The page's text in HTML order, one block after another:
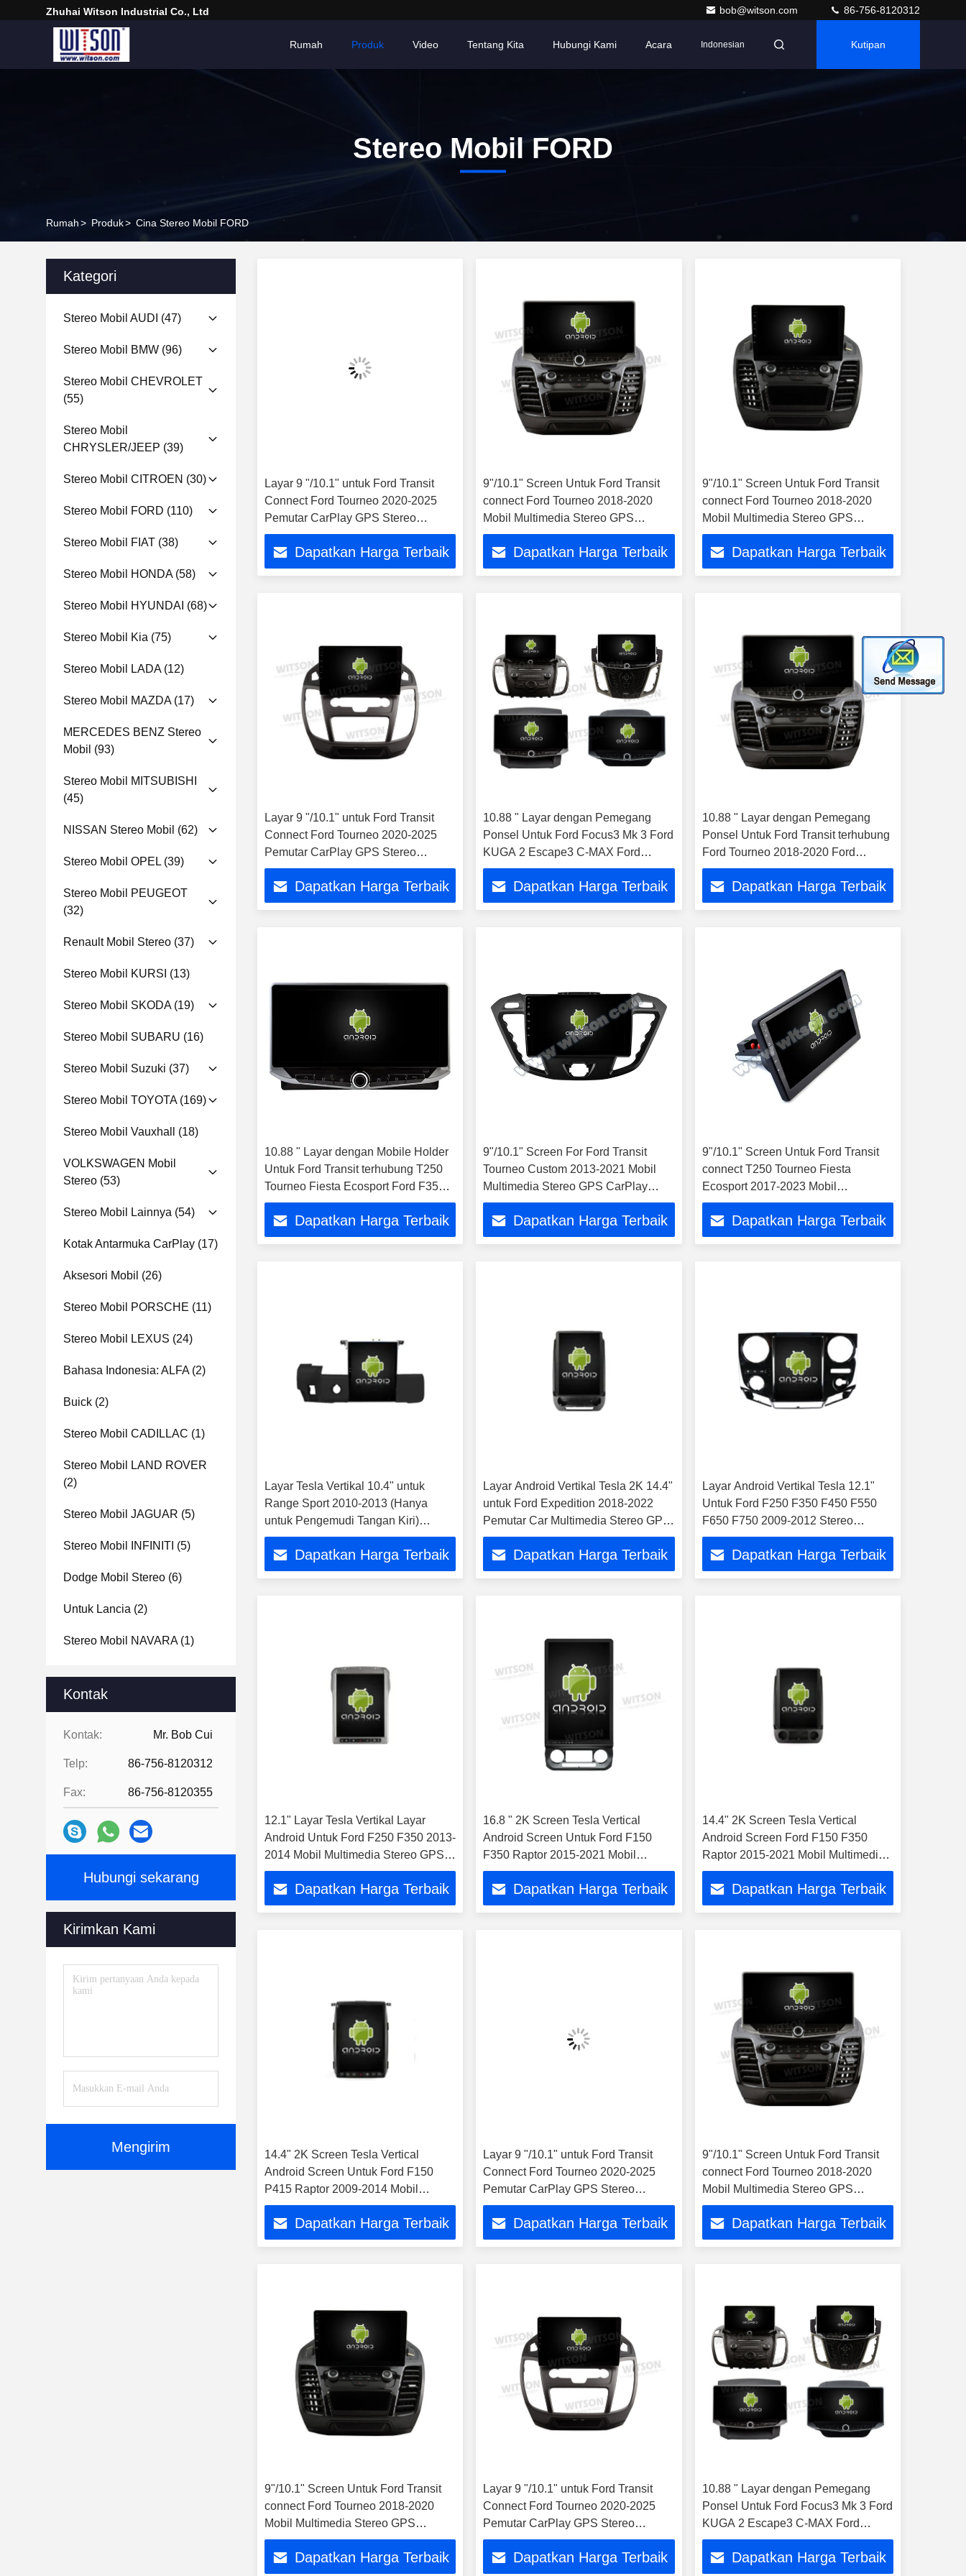
Zhuhai Witson Industrial Co., Ltd bob@witson.com 86-756-8120312
Rumah Produk Video Tentang Kita Hubungi Kami Acara Indonesian Kutipan
Stereo Mobil FORD
Rumah> Produk> Cina Stereo Mobil FORD
Kategori
Stereo Mobil AUDI (47)
Stereo Mobil BMW (96)
Stereo Mobil CHEVROLET
(55)
Stereo Mobil
CHRYSLER/JEEP (39)
Stereo Mobil CITROEN (30)
Stereo Mobil FORD (110)
Stereo Mobil FIAT (38)
Stereo Mobil HONDA(58)
Stereo Mobil HYUNDAI (68)
Stereo Mobil Kia (75)
Stereo Mobil LADA(12)
Stereo Mobil MAZDA(17)
MERCEDES BENZ Stereo
Mobil (93)
Stereo Mobil MITSUBISHI
(45)
NISSAN Stereo Mobil (62)
Stereo Mobil OPEL (39)
Stereo Mobil PEUGEOT
(32)
Renault Mobil Stereo (37)
Stereo Mobil KURSI (13)
Stereo Mobil SKODA(19)
Stereo Mobil SUBARU (16)
Stereo Mobil Suzuki (37)
Stereo Mobil TOYOTA(169)
Stereo Mobil Vauxhall (18)
VOLKSWAGEN Mobil
Stereo (53)
Stereo Mobil Lainnya (54)
Kotak Antarmuka CarPlay (17)
Aksesori Mobil (26)
Stereo Mobil PORSCHE (11)
Stereo Mobil LEXUS (24)
Bahasa Indonesia: ALFA(2)
Buick (2)
Stereo Mobil CADILLAC (1)
Stereo Mobil LAND ROVER
(2)
Stereo Mobil JAGUAR (5)
Stereo Mobil INFINITI (5)
Dodge Mobil Stereo (6)
Untuk Lancia (2)
Stereo Mobil NAVARA(1)
Kontak
Kontak: Mr. Bob Cui
Telp: 86-756-8120312
Fax: 86-756-8120355
Hubungi sekarang
Kirimkan Kami
Mengirim
Layar 9 "/10.1" untuk Ford Transit
Connect Ford Tourneo 2020-2025
Pemutar CarPlay GPS Stereo
Multimedia Mobil
Dapatkan Harga Terbaik
9"/10.1" Screen Untuk Ford Transit
connect Ford Tourneo 2018-2020
Mobil Multimedia Stereo GPS
CarPlay Player
Dapatkan Harga Terbaik
9"/10.1" Screen Untuk Ford Transit
connect Ford Tourneo 2018-2020
Mobil Multimedia Stereo GPS
CarPlay Player
Dapatkan Harga Terbaik
Layar 9 "/10.1" untuk Ford Transit
Connect Ford Tourneo 2020-2025
Pemutar CarPlay GPS Stereo
Multimedia Mobil
Dapatkan Harga Terbaik
10.88 " Layar dengan Pemegang
Ponsel Untuk Ford Focus3 Mk 3 Ford
KUGA 2 Escape3 C-MAX Ford
EcoSport EcoSport Transit Courier
EcoSport Eco Sport Ford Fiesta MK7
2011-2019 Multimedia Stereo GPS
Dapatkan Harga Terbaik
10.88 " Layar dengan Pemegang
Ponsel Untuk Ford Transit terhubung
Ford Tourneo 2018-2020 Ford
Explorer Polisi 2020-2024
Multimedia Stereo GPS CarPlay
Player
Dapatkan Harga Terbaik
10.88 " Layar dengan Mobile Holder
Untuk Ford Transit terhubung T250
Tourneo Fiesta Ecosport Ford F350
F450 F650 F750 2017-2023
Multimedia Stereo GPS CarPlay
Player
Dapatkan Harga Terbaik
9"/10.1" Screen For Ford Transit
Tourneo Custom 2013-2021 Mobil
Multimedia Stereo GPS CarPlay
Player
Dapatkan Harga Terbaik
9"/10.1" Screen Untuk Ford Transit
connect T250 Tourneo Fiesta
Ecosport 2017-2023 Mobil
Multimedia Stereo GPS CarPlay
PlayerDapatkan Harga Terbaik
Layar Tesla Vertikal 10.4" untuk
Range Sport 2010-2013 (Hanya
untuk Pengemudi Tangan Kiri)
Pemutar Multimedia Stereo GPS
Carplay Mobil
Dapatkan Harga Terbaik
Layar Android Vertikal Tesla 2K 14.4"
untuk Ford Expedition 2018-2022
Pemutar Car Multimedia Stereo GPS
Carplay
Dapatkan Harga Terbaik
Layar Android Vertikal Tesla 12.1"
Untuk Ford F250 F350 F450 F550
F650 F750 2009-2012 Stereo
Multimedia Mobil GPS Carplay
PlayerDapatkan Harga Terbaik
12.1" Layar Tesla Vertikal Layar
Android Untuk Ford F250 F350 2013-
2014 Mobil Multimedia Stereo GPS
Carplay Player
Dapatkan Harga Terbaik
16.8 " 2K Screen Tesla Vertical
Android Screen Untuk Ford F150
F350 Raptor 2015-2021 Mobil
Multimedia Stereo GPS Carplay
PlayerDapatkan Harga Terbaik
14.4" 2K Screen Tesla Vertical
Android Screen Ford F150 F350
Raptor 2015-2021 Mobil Multimedia
Stereo GPS Carplay Player
Dapatkan Harga Terbaik
14.4" 2K Screen Tesla Vertical
Android Screen Untuk Ford F150
P415 Raptor 2009-2014 Mobil
Multimedia Stereo GPS Carplay
PlayerDapatkan Harga Terbaik
Layar 9 "/10.1" untuk Ford Transit
Connect Ford Tourneo 2020-2025
Pemutar CarPlay GPS Stereo
Multimedia Mobil
Dapatkan Harga Terbaik
9"/10.1" Screen Untuk Ford Transit
connect Ford Tourneo 2018-2020
Mobil Multimedia Stereo GPS
CarPlay Player
Dapatkan Harga Terbaik
9"/10.1" Screen Untuk Ford Transit
connect Ford Tourneo 2018-2020
Mobil Multimedia Stereo GPS
CarPlay Player
Dapatkan Harga Terbaik
Layar 9 "/10.1" untuk Ford Transit
Connect Ford Tourneo 2020-2025
Pemutar CarPlay GPS Stereo
Multimedia Mobil
Dapatkan Harga Terbaik
10.88 " Layar dengan Pemegang
Ponsel Untuk Ford Focus3 Mk 3 Ford
KUGA 2 Escape3 C-MAX Ford
EcoSport EcoSport Transit Courier
EcoSport Eco Sport Ford Fiesta MK7
Dapatkan Harga Terbaik